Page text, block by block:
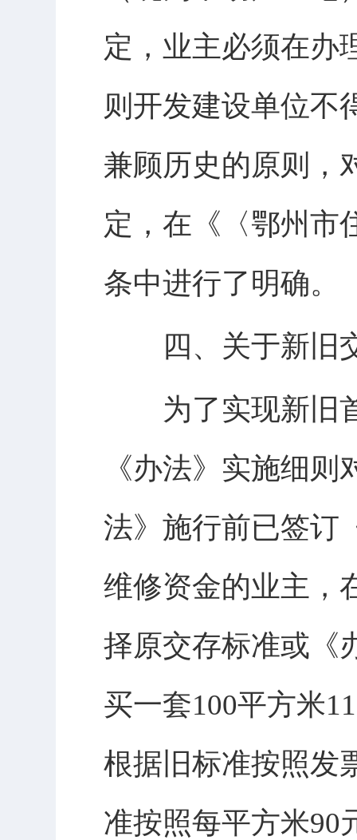
定，业主必须在办
则开发建设单位不
兼顾历史的原则，
定，在《〈鄂州市
条中进行了明确。
四、关于新旧交
为了实现新旧首
《办法》实施细
法》施行前已签订
维修资金的业主，
择原交存标准或《
买一套100平方米
根据旧标准按照发
准按照每平方米90